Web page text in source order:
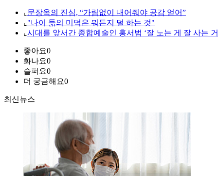
⌞ 문장옥의 진심, “가림없이 내어줘야 공감 얻어”
⌞ "나이 듦의 미덕은 뭐든지 덜 하는 것"
⌞ 시대를 앞서간 종합예술인 홍서범 ‘잘 노는 게 잘 사는
좋아요0
화나요0
슬퍼요0
더 궁금해요0
최신뉴스